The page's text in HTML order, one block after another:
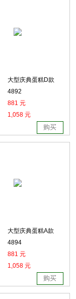
大型庆典蛋糕D款
4892
881 元
1,058 元
购买
大型庆典蛋糕A款
4894
881 元
1,058 元
购买